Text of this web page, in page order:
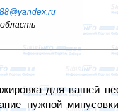
для вашей
нужной